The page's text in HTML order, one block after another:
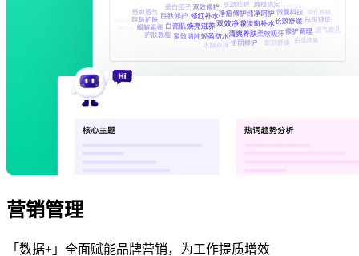
营销管理
「数据+」全面赋能品牌营销，为工作提质增效